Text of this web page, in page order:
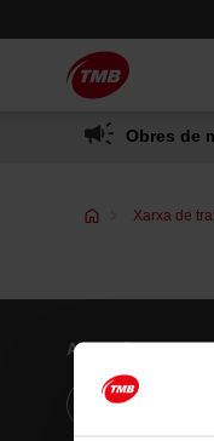
al
contingut
Obres de
Xarxa de
Atenció al client
Resol els